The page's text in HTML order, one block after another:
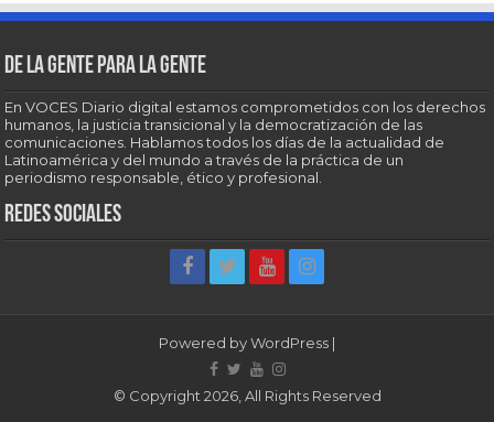
De la gente para la gente
En VOCES Diario digital estamos comprometidos con los derechos
humanos, la justicia transicional y la democratización de las
comunicaciones. Hablamos todos los días de la actualidad de
Latinoamérica y del mundo a través de la práctica de un
periodismo responsable, ético y profesional.
Redes sociales
Powered byWordPress |
© Copyright 2026, All Rights Reserved